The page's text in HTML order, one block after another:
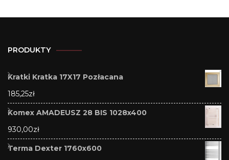
PRODUKTY
Kratki Kratka 17X17 Pozłacana
185,25zł
Komex AMADEUSZ 28 BIS 1028x400
930,00zł
Terma Dexter 1760x600